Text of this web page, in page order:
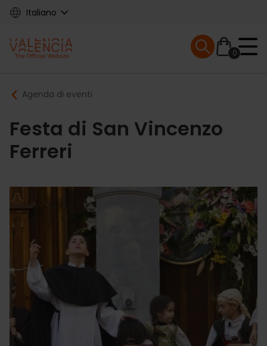
Skip
content
Italiano
Main
navigation
0
Mobile menu
Breadcrumb
Agenda di eventi
Festa di San Vincenzo
Ferreri